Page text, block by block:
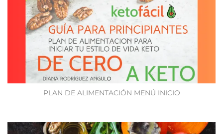
PLAN DE ALIMENTACIÓN MENÚ INICIO